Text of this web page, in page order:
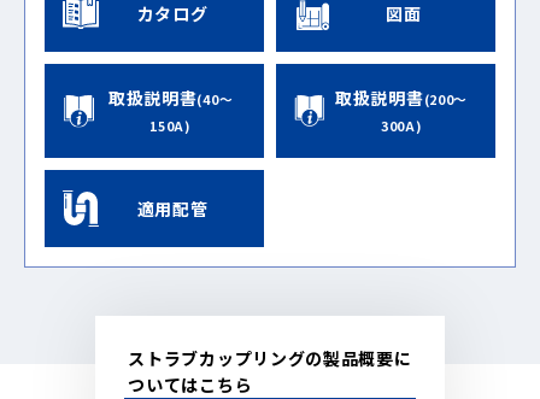
カタログ 図面
取扱説明書(40～
150A)
取扱説明書(200～
300A)
適用配管
ストラブカップリングの製品概要に
ついてはこちら